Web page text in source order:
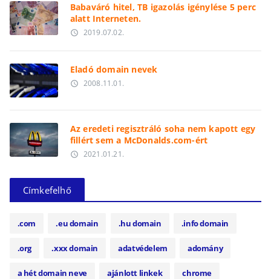
Babaváró hitel, TB igazolás igénylése 5 perc
alatt Interneten.
access_time 2019.07.02.
Eladó domain nevek
access_time 2008.11.01.
Az eredeti regisztráló soha nem kapott egy
fillért sem a McDonalds.com-ért
access_time 2021.01.21.
Címkefelhő
.com .eu domain .hu domain .info domain
.org .xxx domain adatvédelem adomány
a hét domain neve ajánlott linkek chrome